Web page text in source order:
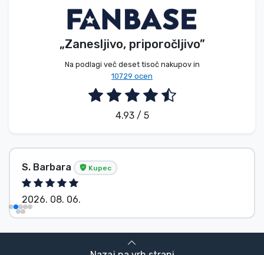
„Zanesljivo, priporočljivo”
Na podlagi več deset tisoč nakupov in
10729 ocen
4.93 / 5
S. Barbara Kupec
2026. 08. 06.
Blagovne znamke